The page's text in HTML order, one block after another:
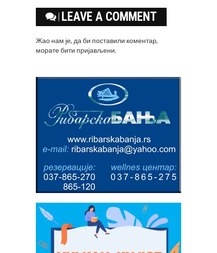
LEAVE A COMMENT
Жао нам је, да би поставили коментар,
моратебити пријављени.